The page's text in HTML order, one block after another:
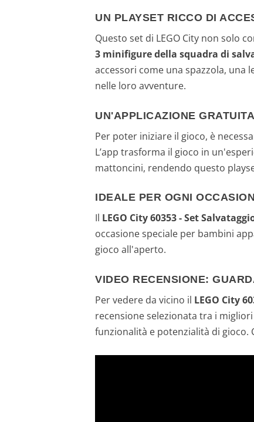
UN PLAYSET RICCO DI
Questo set di LEGO City non solo
3 minifigure della squadra di
accessori come una spazzola,
nelle loro avventure.
UN'APPLICAZIONE
Per poter iniziare il gioco, è
L’app trasforma il gioco in
mattoncini, rendendo questo
IDEALE PER OGNI
Il LEGO City 60353 - Set
occasione speciale per bambini
gioco all'aperto.
VIDEO RECENSIONE:
Per vedere da vicino il LEGO City
recensione selezionata tra i
funzionalità e potenzialità di gioco.